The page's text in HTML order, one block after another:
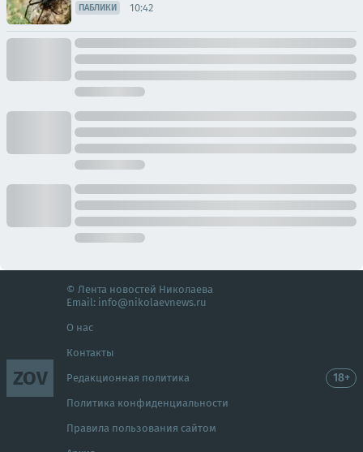
ПАБЛИКИ 10:42
ZOV
© Лента новостей Николаева
Email: info@nikolaevnews.ru
О нас
Контакты
Редакционная политика
Политика конфиденциальности
Правила пользования сайтом
18+